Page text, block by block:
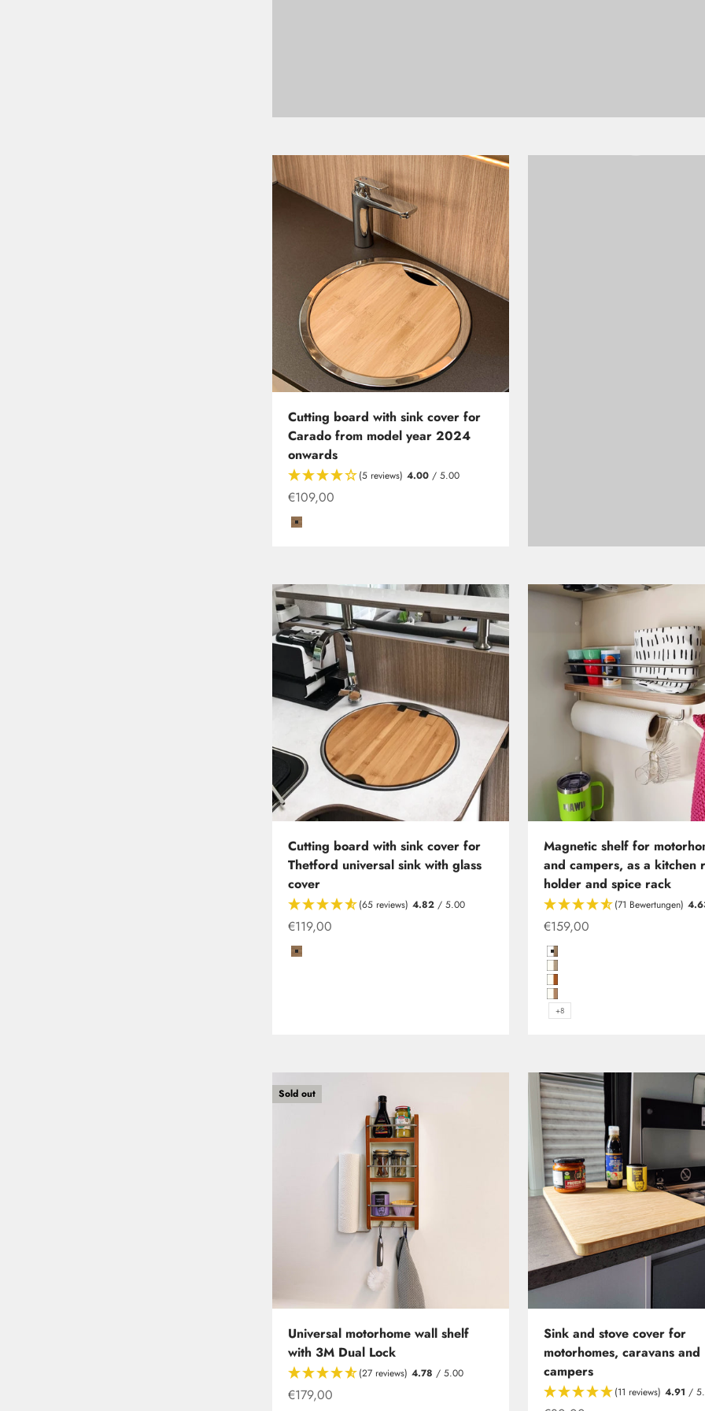
Cutting board with sink cover for
Carado from model year 2024
onwards
(5 reviews) 4.00 / 5.00
Offer
€109,00
Coffee/Carbon
Cutting board with sink cover for
Thetford universal sink with glass
cover
(65 reviews) 4.82 / 5.00
Special offer
€119,00
Coffee/Carbon
Magnetic shelf for
and campers, as a kitchen
holder and spice rack
(71 Bewertungen)
Offer from
€159,00
Hochglanzweiß in Birke
Hochglanzweiß mit Kante
Hochglanzweiß mit Kante
Hochglanzweiß mit Kante
+8
Sold out
Universal motorhome wall shelf
with 3M Dual Lock
(27 reviews) 4.78 / 5.00
Offer from
€179,00
Sink and stove cover for
motorhomes, caravans and
campers
(11 reviews) 4.91 /